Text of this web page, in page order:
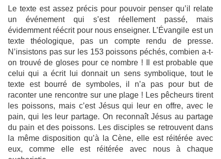
Le texte est assez précis pour pouvoir penser qu’il relate
un événement qui s’est réellement passé, mais
évidemment réécrit pour nous enseigner. L’Évangile est un
texte théologique, pas un compte rendu de presse.
N’insistons pas sur les 153 poissons péchés, combien a-t-
on trouvé de gloses pour ce nombre ! Il est probable que
celui qui a écrit lui donnait un sens symbolique, tout le
texte est bourré de symboles, il n’a pas pour but de
raconter une rencontre sur une plage ! Les pêcheurs tirent
les poissons, mais c’est Jésus qui leur en offre, avec le
pain, qui les leur partage. On reconnaît Jésus au partage
du pain et des poissons. Les disciples se retrouvent dans
la même disposition qu’à la Cène, elle est réitérée avec
eux, comme elle est réitérée avec nous à chaque